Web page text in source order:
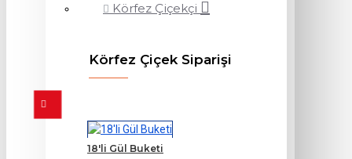
Körfez Çiçekçi
Körfez Çiçek Siparişi
18'li Gül Buketi